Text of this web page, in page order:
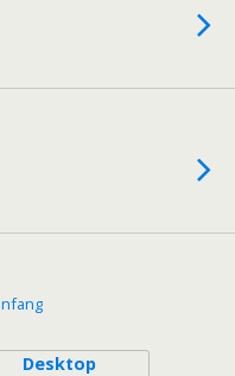
Desktop